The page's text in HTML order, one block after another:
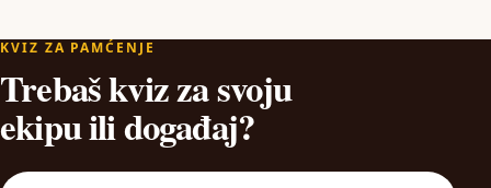
KVIZ ZA PAMĆENJE
Trebaš kviz za svoju
ekipu ili događaj?